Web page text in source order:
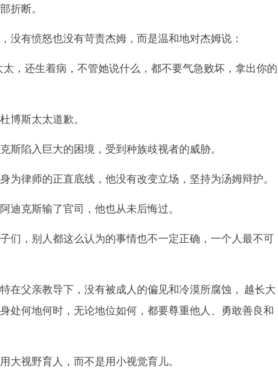
折断。
没有愤怒也没有苛责杰姆，而是温和地对杰姆说：
太，还生着病，不管她说什么，都不要气急败坏，拿出你的
博斯太太道歉。
斯陷入巨大的困境，受到种族歧视者的威胁。
为律师的正直底线，他没有改变立场，坚持为汤姆辩护。
迪克斯输了官司，他也从未后悔过。
们，别人都这么认为的事情也不一定正确，一个人最不可
在父亲教导下，没有被成人的偏见和冷漠所腐蚀， 越长大
处何地何时，无论地位如何，都要尊重他人、勇敢善良和
大视野育人，而不是用小视觉育儿。